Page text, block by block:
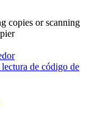
de código de